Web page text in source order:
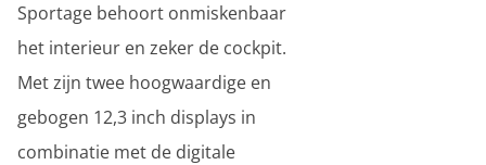
Sportage behoort onmiskenbaar
het interieur en zeker de cockpit.
Met zijn twee hoogwaardige en
gebogen 12,3 inch displays in
combinatie met de digitale